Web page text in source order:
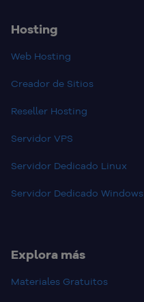
Hosting
Web Hosting
Creador de Sitios
Reseller Hosting
Servidor VPS
Servidor Dedicado Linux
Servidor Dedicado Windows
Explora más
Materiales Gratuitos